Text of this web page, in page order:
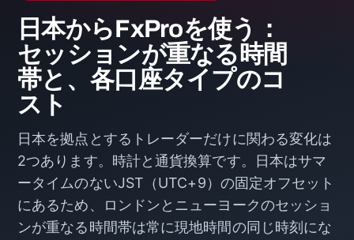
日本からFxProを使う：
セッションが重なる時間
帯と、各口座タイプのコ
スト
日本を拠点とするトレーダーだけに関わる変化は
2つあります。時計と通貨換算です。日本はサマ
ータイムのないJST（UTC+9）の固定オフセット
にあるため、ロンドンとニューヨークのセッショ
ンが重なる時間帯は常に現地時間の同じ時刻にな